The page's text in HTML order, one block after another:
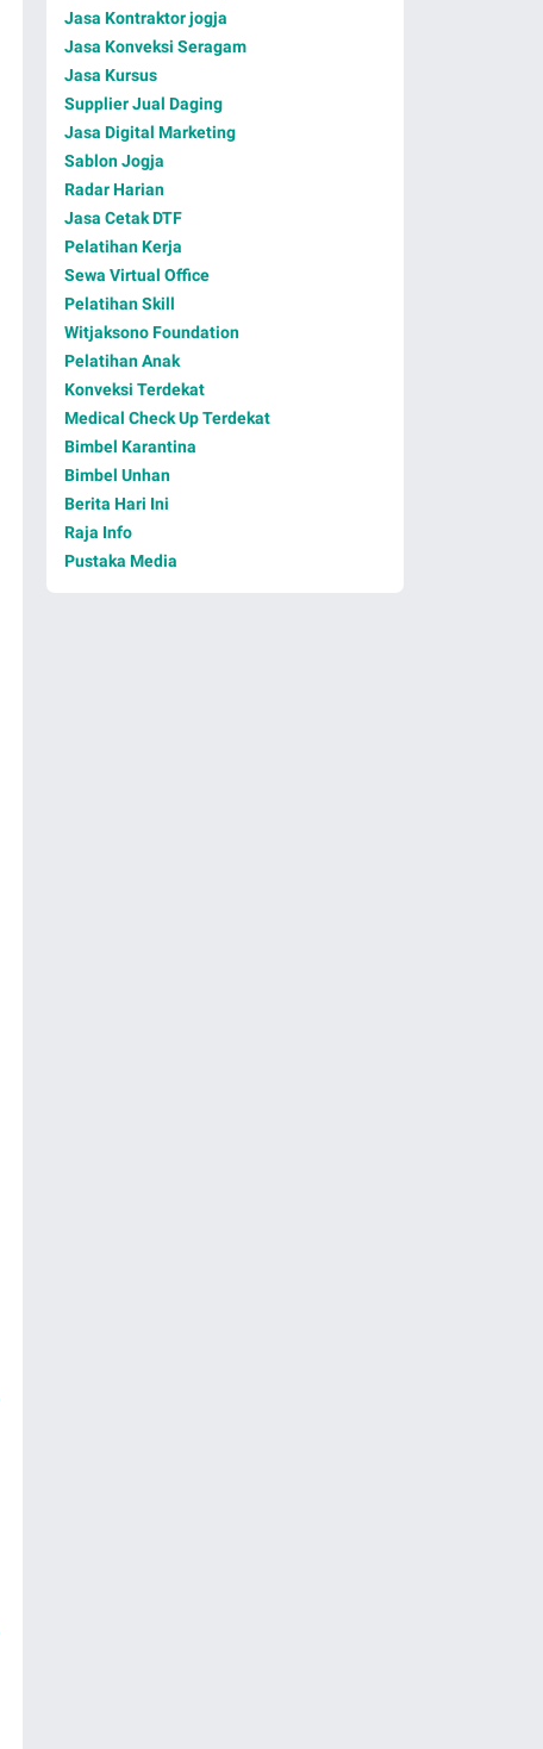
Jasa Kontraktor jogja
Jasa Konveksi Seragam
Jasa Kursus
Supplier Jual Daging
Jasa Digital Marketing
Sablon Jogja
Radar Harian
Jasa Cetak DTF
Pelatihan Kerja
Sewa Virtual Office
Pelatihan Skill
Witjaksono Foundation
Pelatihan Anak
Konveksi Terdekat
Medical Check Up Terdekat
Bimbel Karantina
Bimbel Unhan
Berita Hari Ini
Raja Info
Pustaka Media